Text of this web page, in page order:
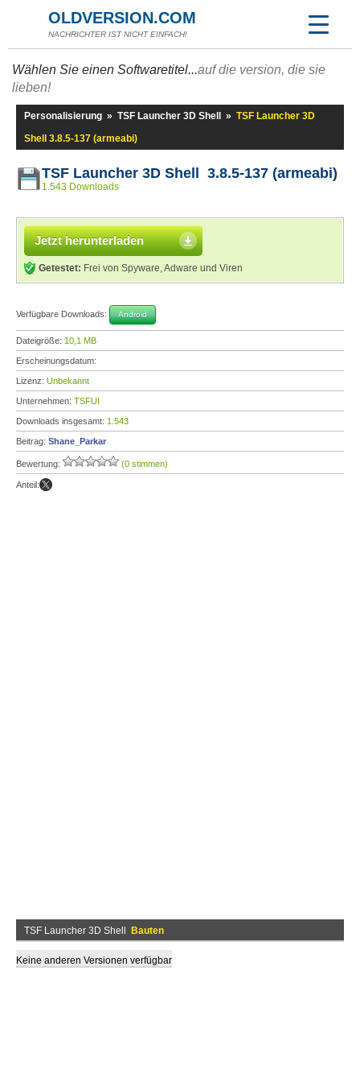
OLDVERSION.COM
NACHRICHTER IST NICHT EINFACH!
Wählen Sie einen Softwaretitel...auf die version, die sie
lieben!
Personalisierung » TSF Launcher 3D Shell » TSF Launcher 3D
Shell 3.8.5-137 (armeabi)
TSF Launcher 3D Shell 3.8.5-137 (armeabi)
1.543 Downloads
Jetzt herunterladen
Getestet: Frei von Spyware, Adware und Viren
Verfügbare Downloads: Android
Dateigröße: 10,1 MB
Erscheinungsdatum:
Lizenz: Unbekannt
Unternehmen: TSFUI
Downloads insgesamt: 1.543
Beitrag: Shane_Parkar
Bewertung: (0 stimmen)
Anteil:
TSF Launcher 3D Shell Bauten
Keine anderen Versionen verfügbar